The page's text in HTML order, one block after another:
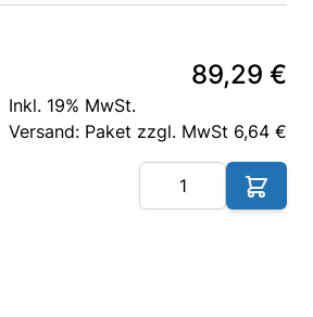
89,29 €
Inkl. 19% MwSt.
Versand: Paket zzgl. MwSt 6,64 €